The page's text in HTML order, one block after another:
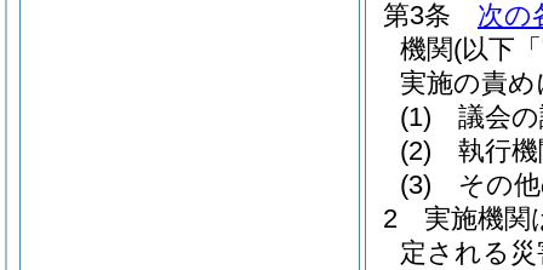
第3条
次の
機関(以下
実施の責
(1)
議会
(2)
執行
(3)
その
2
実施機関
定される